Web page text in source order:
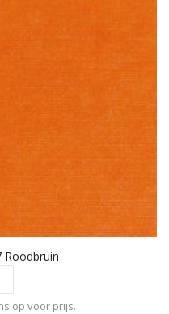
Roodbruin
op voor prijs.